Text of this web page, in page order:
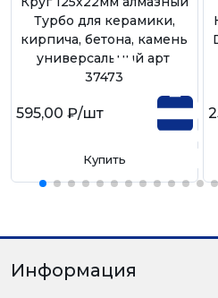
Турбо для керамики,
кирпича, бетона, камень
универсальный арт.
37473
595,00 ₽/шт
Купить
Информация